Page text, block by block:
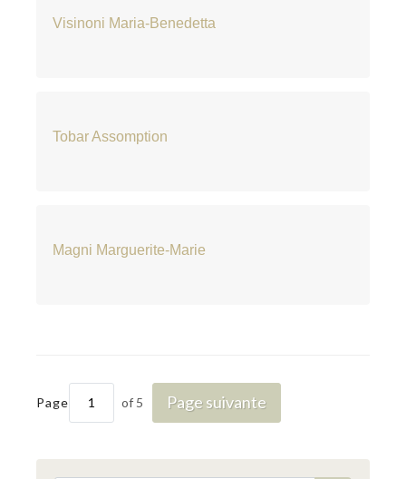
Visinoni Maria-Benedetta
Tobar Assomption
Magni Marguerite-Marie
Page of 5 Page suivante